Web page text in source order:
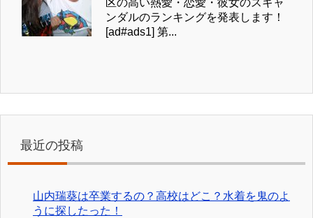
区の高い熱愛・恋愛・彼女のスキャ
ンダルのランキングを発表します！
[ad#ads1] 第...
最近の投稿
山内瑞葵は卒業するの？高校はどこ？水着を鬼のよ
うに探したった！